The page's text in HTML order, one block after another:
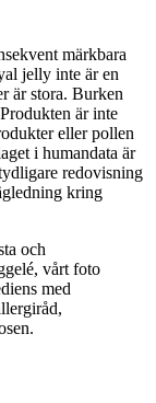
märkbara
jelly inte är en
är stora. Burken
är inte
eller pollen
i humandata är
redovisning
kring
med